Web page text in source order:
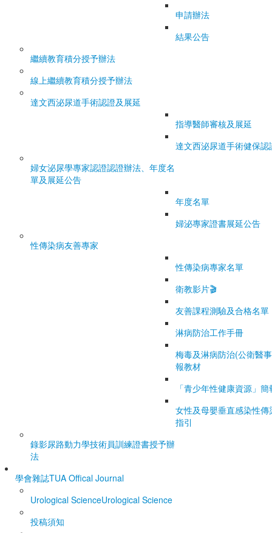
申請辦法
結果公告
繼續教育積分授予辦法
線上繼續教育積分授予辦法
達文西泌尿道手術認證及展延
指導醫師審核及展延
達文西泌尿道手術健保認
婦女泌尿學專家認證認證辦法、年度名
單及展延公告
年度名單
婦泌專家證書展延公告
性傳染病友善專家
性傳染病專家名單
衛教影片🎬
友善課程測驗及合格名單
淋病防治工作手冊
梅毒及淋病防治(公衛醫
報教材
「青少年性健康資源」簡
女性及母嬰垂直感染性
指引
錄影尿路動力學技術員訓練證書授予辦
法
學會雜誌TUA Offical Journal
Urological ScienceUrological Science
投稿須知